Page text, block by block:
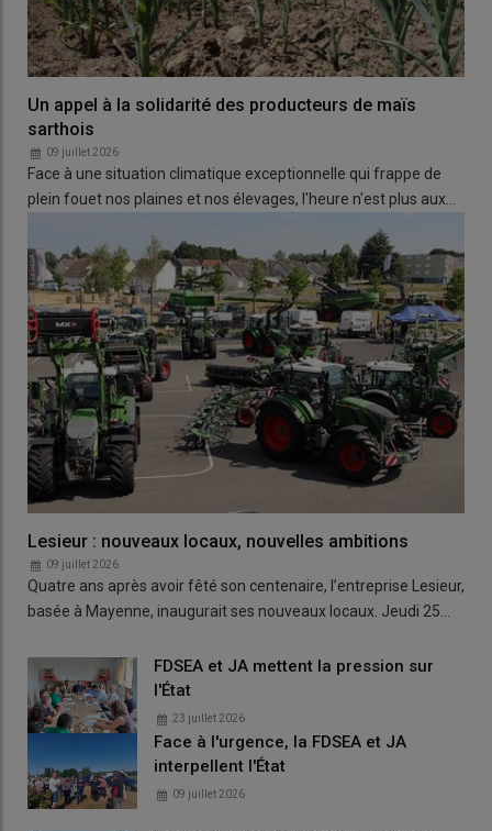
Un appel à la solidarité des producteurs de maïs
sarthois
09 juillet 2026
Face à une situation climatique exceptionnelle qui frappe de
plein fouet nos plaines et nos élevages, l'heure n'est plus aux…
Lesieur : nouveaux locaux, nouvelles ambitions
09 juillet 2026
Quatre ans après avoir fêté son centenaire, l’entreprise Lesieur,
basée à Mayenne, inaugurait ses nouveaux locaux. Jeudi 25…
FDSEA et JA mettent la pression sur
l'État
23 juillet 2026
Face à l'urgence, la FDSEA et JA
interpellent l'État
09 juillet 2026